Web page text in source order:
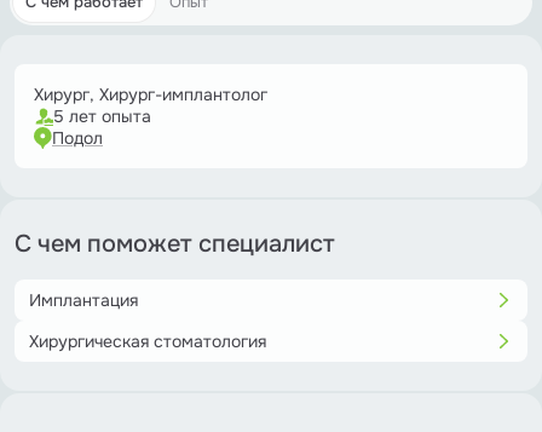
Хирург, Хирург-имплантолог
5 лет опыта
Подол
С чем поможет специалист
Имплантация
Хирургическая стоматология